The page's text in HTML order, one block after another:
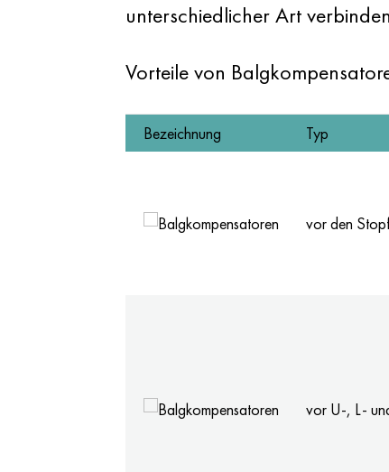
unterschiedlicher Art
Vorteile von
Bezeichnung Typ
vor den
vor U-, L-